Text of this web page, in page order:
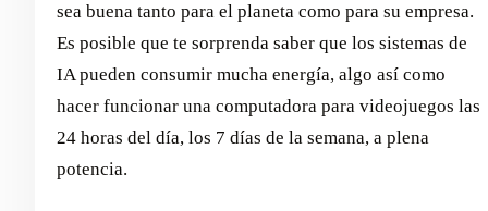
sea buena tanto para el planeta como para su empresa.
Es posible que te sorprenda saber que los sistemas de
IA pueden consumir mucha energía, algo así como
hacer funcionar una computadora para videojuegos las
24 horas del día, los 7 días de la semana, a plena
potencia.